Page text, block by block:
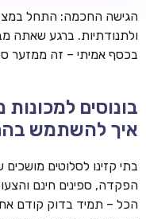
הגישה החכמה: התחל
ולתנודתיות. ברגע שאתה
בכסף אמיתי – זה ממזער
בונוסים למכונות
איך להשתמש
בתי קזינו לסלוטים
הפקדה, ספינים חינם
הכל – תמיד בדוק קודם